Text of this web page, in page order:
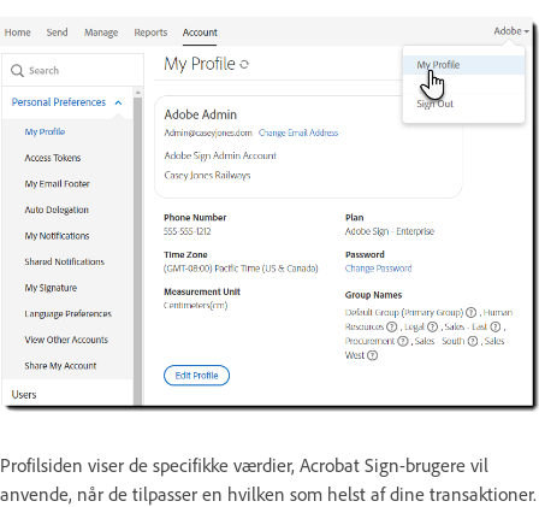
Profilsiden viser de specifikke værdier, Acrobat Sign-brugere vil
anvende, når de tilpasser en hvilken som helst af dine transaktioner.